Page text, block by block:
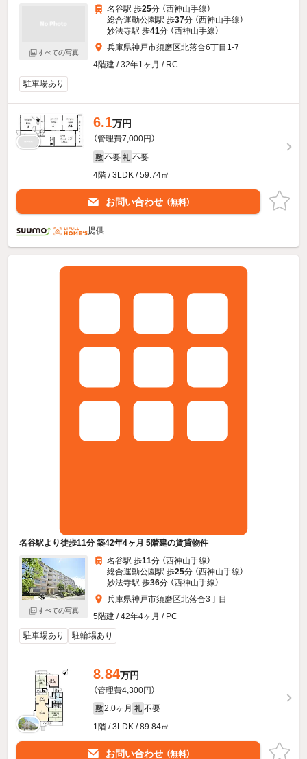
すべての写真
名谷駅 歩25分 （西神山手線）
総合運動公園駅 歩37分 （西神山手線）
妙法寺駅 歩41分 （西神山手線）
兵庫県神戸市須磨区北落合6丁目1-7
4階建 / 32年1ヶ月 / RC
駐車場あり
6.1万円
（管理費7,000円）
敷 不要 礼 不要
4階 / 3LDK / 59.74㎡
お問い合わせ （無料）
提供
名谷駅より徒歩11分 築42年4ヶ月 5階建の賃貸物件
すべての写真
名谷駅 歩11分 （西神山手線）
総合運動公園駅 歩25分 （西神山手線）
妙法寺駅 歩36分 （西神山手線）
兵庫県神戸市須磨区北落合3丁目
5階建 / 42年4ヶ月 / PC
駐車場あり
駐輪場あり
8.84万円
（管理費4,300円）
敷 2.0ヶ月 礼 不要
1階 / 3LDK / 89.84㎡
お問い合わせ （無料）